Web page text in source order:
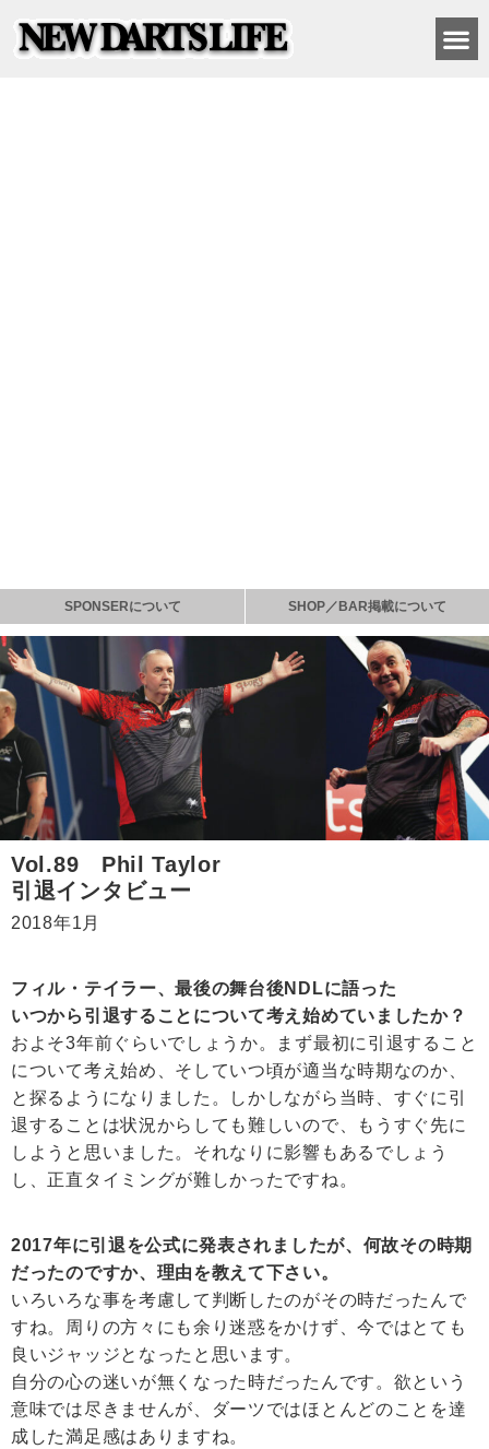
SPONSERについて SHOP／BAR掲載について
Vol.89 Phil Taylor
引退インタビュー
2018年1月
フィル・テイラー、最後の舞台後NDLに語った
いつから引退することについて考え始めていましたか？
およそ3年前ぐらいでしょうか。まず最初に引退すること
について考え始め、そしていつ頃が適当な時期なのか、
と探るようになりました。しかしながら当時、すぐに引
退することは状況からしても難しいので、もうすぐ先に
しようと思いました。それなりに影響もあるでしょう
し、正直タイミングが難しかったですね。
2017年に引退を公式に発表されましたが、何故その時期
だったのですか、理由を教えて下さい。
いろいろな事を考慮して判断したのがその時だったんで
すね。周りの方々にも余り迷惑をかけず、今ではとても
良いジャッジとなったと思います。
自分の心の迷いが無くなった時だったんです。欲という
意味では尽きませんが、ダーツではほとんどのことを達
成した満足感はありますね。